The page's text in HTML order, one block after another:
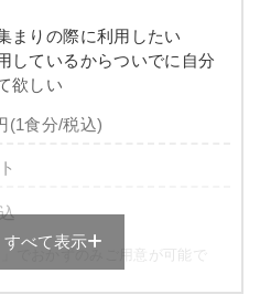
食のメニュー例
グ（トマトソース）
ノ
ナーの炒め物
と海老のサラダ
、たんぱく質20.2g、脂
まりの際に利用したい
しているからついでに自分
欲しい
(1食分/税込)
」でおかずのみご用意が可能で
すべて表示